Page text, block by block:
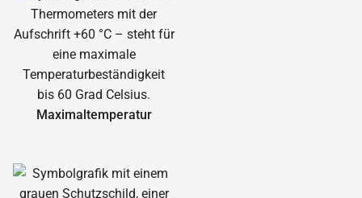
Maximal­temperatur